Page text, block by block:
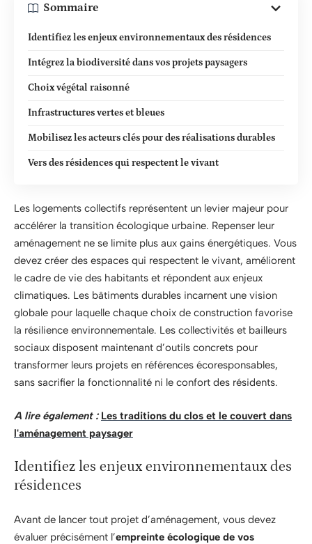
Sommaire
Identifiez les enjeux environnementaux des résidences
Intégrez la biodiversité dans vos projets paysagers
Choix végétal raisonné
Infrastructures vertes et bleues
Mobilisez les acteurs clés pour des réalisations durables
Vers des résidences qui respectent le vivant
Les logements collectifs représentent un levier majeur pour
accélérer la transition écologique urbaine. Repenser leur
aménagement ne se limite plus aux gains énergétiques. Vous
devez créer des espaces qui respectent le vivant, améliorent
le cadre de vie des habitants et répondent aux enjeux
climatiques. Les bâtiments durables incarnent une vision
globale pour laquelle chaque choix de construction favorise
la résilience environnementale. Les collectivités et bailleurs
sociaux disposent maintenant d’outils concrets pour
transformer leurs projets en références écoresponsables,
sans sacrifier la fonctionnalité ni le confort des résidents.
A lire également : Les traditions du clos et le couvert dans
l'aménagement paysager
Identifiez les enjeux environnementaux des
résidences
Avant de lancer tout projet d’aménagement, vous devez
évaluer précisément l’empreinte écologique de vos